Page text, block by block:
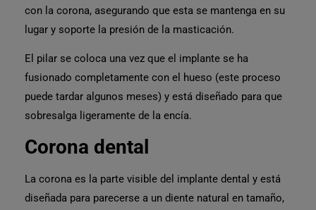
con la corona, asegurando que esta se mantenga en su
lugar y soporte la presión de la masticación.
El pilar se coloca una vez que el implante se ha
fusionado completamente con el hueso (este proceso
puede tardar algunos meses) y está diseñado para que
sobresalga ligeramente de la encía.
Corona dental
La corona es la parte visible del implante dental y está
diseñada para parecerse a un diente natural en tamaño,